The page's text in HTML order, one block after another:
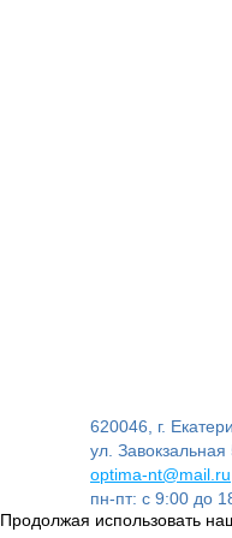
620046, г.
ул.
optima-nt@mail.ru
пн-пт: с 9:00 до
Продолжая использовать